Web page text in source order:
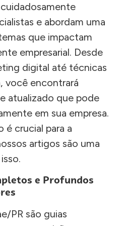
e abordam uma
que impactam
empresarial. Desde
digital até técnicas
você encontrará
atualizado que pode
em sua empresa.
é crucial para a
artigos são uma
e Profundos
PR são guias